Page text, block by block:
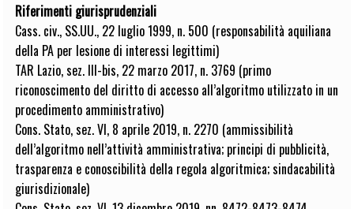
Riferimenti giurisprudenziali
Cass. civ., SS.UU., 22 luglio 1999, n. 500 (responsabilità aquiliana
della PA per lesione di interessi legittimi)
TAR Lazio, sez. III-bis, 22 marzo 2017, n. 3769 (primo
riconoscimento del diritto di accesso all’algoritmo utilizzato in un
procedimento amministrativo)
Cons. Stato, sez. VI, 8 aprile 2019, n. 2270 (ammissibilità
dell’algoritmo nell’attività amministrativa; principi di pubblicità,
trasparenza e conoscibilità della regola algoritmica; sindacabilità
giurisdizionale)